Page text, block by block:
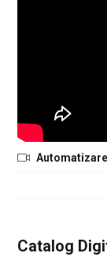
Catalog